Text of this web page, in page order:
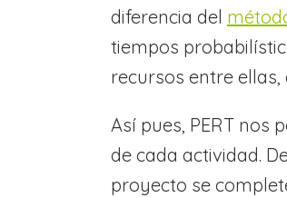
diferencia del
tiempos
recursos entre
Así pues, PERT nos
de cada actividad.
proyecto se